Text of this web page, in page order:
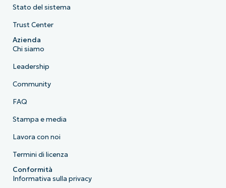
Stato del sistema
Trust Center
Azienda
Chi siamo
Leadership
Community
FAQ
Stampa e media
Lavora con noi
Termini di licenza
Conformità
Informativa sulla privacy